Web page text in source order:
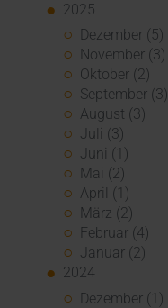
2025
Dezember (5)
November (3)
Oktober (2)
September (3)
August (3)
Juli (3)
Juni (1)
Mai (2)
April (1)
März (2)
Februar (4)
Januar (2)
2024
Dezember (1)